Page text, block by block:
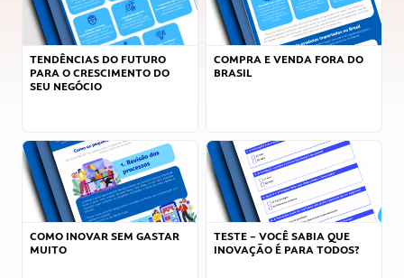
TENDÊNCIAS DO FUTURO
PARA O CRESCIMENTO DO
SEU NEGÓCIO
COMPRA E VENDA FORA DO
BRASIL
COMO INOVAR SEM GASTAR
MUITO
TESTE – VOCÊ SABIA QUE
INOVAÇÃO É PARA TODOS?